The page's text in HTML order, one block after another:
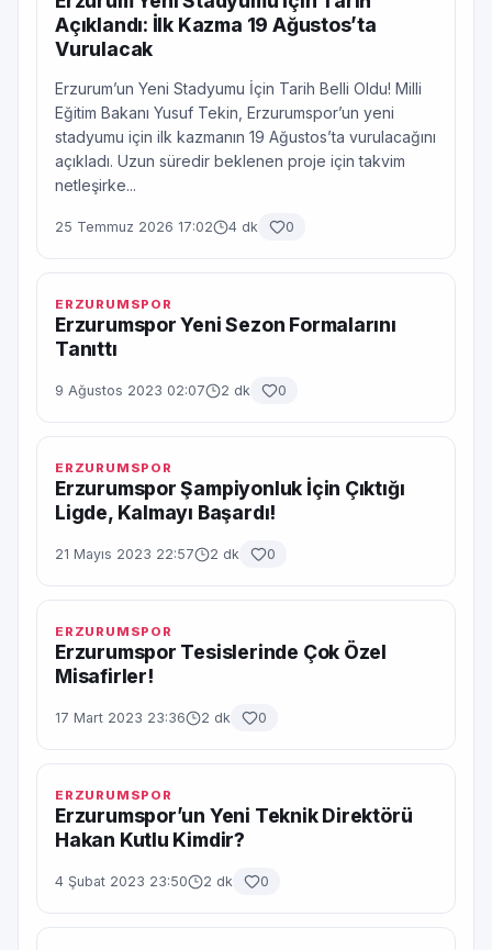
Açıklandı: İlk Kazma 19 Ağustos’ta
Vurulacak
Erzurum’un Yeni Stadyumu İçin Tarih Belli Oldu! Milli
Eğitim Bakanı Yusuf Tekin, Erzurumspor’un yeni
stadyumu için ilk kazmanın 19 Ağustos’ta vurulacağını
açıkladı. Uzun süredir beklenen proje için takvim
netleşirke...
25 Temmuz 2026 17:02 4 dk 0
ERZURUMSPOR
Erzurumspor Yeni Sezon Formalarını
Tanıttı
9 Ağustos 2023 02:07 2 dk 0
ERZURUMSPOR
Erzurumspor Şampiyonluk İçin Çıktığı
Ligde, Kalmayı Başardı!
21 Mayıs 2023 22:57 2 dk 0
ERZURUMSPOR
Erzurumspor Tesislerinde Çok Özel
Misafirler!
17 Mart 2023 23:36 2 dk 0
ERZURUMSPOR
Erzurumspor’un Yeni Teknik Direktörü
Hakan Kutlu Kimdir?
4 Şubat 2023 23:50 2 dk 0